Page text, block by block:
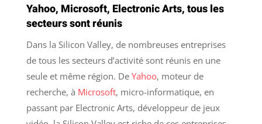
Yahoo, Microsoft, Electronic Arts, tous les
secteurs sont réunis
Dans la Silicon Valley, de nombreuses entreprises
de tous les secteurs d’activité sont réunis en une
seule et même région. De Yahoo, moteur de
recherche, à Microsoft, micro-informatique, en
passant par Electronic Arts, développeur de jeux